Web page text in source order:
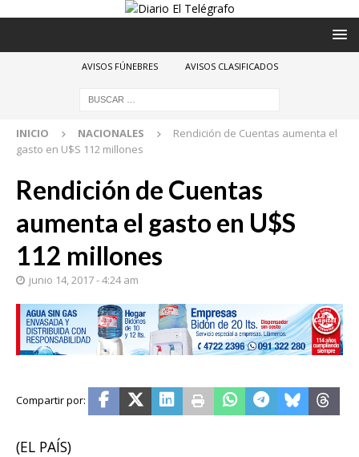
AVISOS FÚNEBRES AVISOS CLASIFICADOS
INICIO NACIONALES
Rendición de Cuentas aumenta el
gasto en U$S 112 millones
Rendición de Cuentas
aumenta el gasto en U$S
112 millones
junio 14, 2017 - 4:24 am
(EL PAÍS)